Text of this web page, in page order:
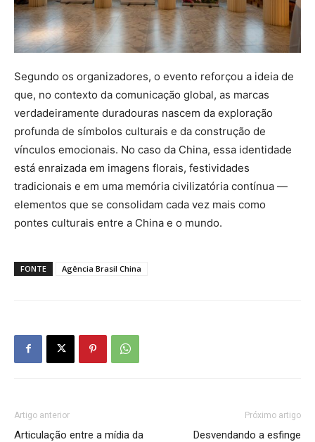
Segundo os organizadores, o evento reforçou a ideia de
que, no contexto da comunicação global, as marcas
verdadeiramente duradouras nascem da exploração
profunda de símbolos culturais e da construção de
vínculos emocionais. No caso da China, essa identidade
está enraizada em imagens florais, festividades
tradicionais e em uma memória civilizatória contínua —
elementos que se consolidam cada vez mais como
pontes culturais entre a China e o mundo.
FONTE Agência Brasil China
Artigo anterior
Articulação entre a mídia da
Próximo artigo
Desvendando a esfinge